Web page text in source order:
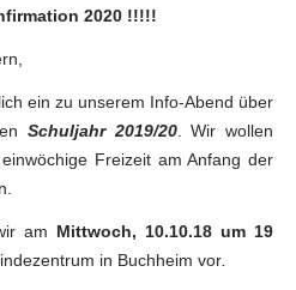
2020 !!!!!
ein zu unserem Info-Abend über
Schuljahr 2019/20. Wir wollen
Freizeit am Anfang der
am Mittwoch, 10.10.18 um 19
in Buchheim vor